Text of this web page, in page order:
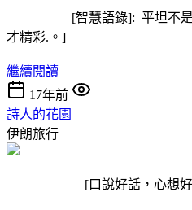
[智慧語錄]: 平坦不是最
才精彩.。]
繼續閱讀
17年前
詩人的花園
伊朗旅行
[口說好話，心想好意